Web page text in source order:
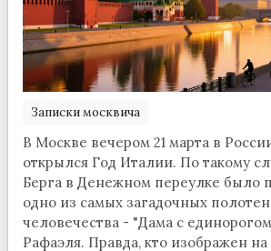
Записки москвича
В Москве вечером 21 марта в
открылся Год Италии. По такому
Берга в Денежном переулке было
одно из самых загадочных
человечества - "Дама с
Рафаэля. Правда, кто изображен